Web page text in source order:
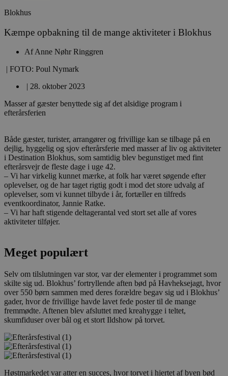
Blokhus
Kæmpe opbakning til de mange aktiviteter i Blokhus
AfAnne Nøhr Ringgren
| FOTO: Poul Nymark
| 28. oktober 2023
Masser af gæster benyttede sig af det alsidige program i
efterårsferien
Både gæster, turister, arrangører og frivillige kan se tilbage på en
dejlig, hyggelig og sjov efterårsferie med masser af liv og aktiviteter
i Destination Blokhus, som samtidig blev begunstiget med fint
efterårsvejr de fleste dage i uge 42.
– Vi har virkelig kunnet mærke, at folk har været søgende efter
oplevelser, og de har taget rigtig godt i mod det store udvalg af
oplevelser, som vi kunnet tilbyde i år, fortæller en tilfreds
eventkoordinator, Jannie Ratke.
– Vi har haft stigende deltagerantal ved stort set alle af vores
aktiviteter tilføjer.
Meget populært
Selv om tilslutningen var stor, var der elementer i programmet som
skilte sig ud. Blokhus’ fortryllende aften bød på Havheksejagt, hvor
over 550 børn sammen med deres forældre begav sig ud i Blokhus’
gader, hvor de frivillige havde lavet fede poster til de mange
fremmødte. Aftenen blev afsluttet med kreahygge i teltet,
skumfiduser over bål og et stort Ildshow på torvet.
Høstmarkedet var atter en succes, hvor torvet i hjertet af byen bød